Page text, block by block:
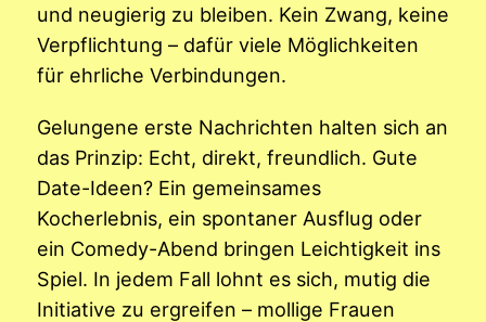
und neugierig zu bleiben. Kein Zwang, keine
Verpflichtung – dafür viele Möglichkeiten
für ehrliche Verbindungen.
Gelungene erste Nachrichten halten sich an
das Prinzip: Echt, direkt, freundlich. Gute
Date-Ideen? Ein gemeinsames
Kocherlebnis, ein spontaner Ausflug oder
ein Comedy-Abend bringen Leichtigkeit ins
Spiel. In jedem Fall lohnt es sich, mutig die
Initiative zu ergreifen – mollige Frauen